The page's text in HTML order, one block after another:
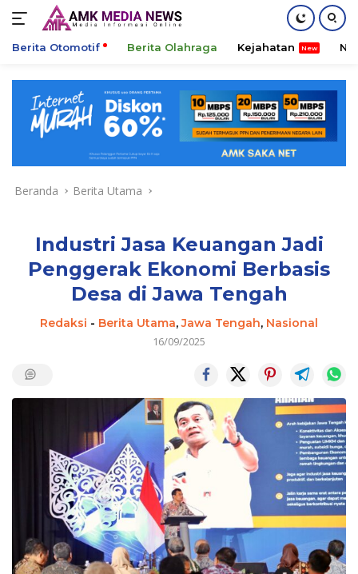
konten
Berita Otomotif Berita Olahraga Kejahatan
Beranda Berita Utama
Industri Jasa Keuangan Jadi
Penggerak Ekonomi Berbasis
Desa di Jawa Tengah
Redaksi - Berita Utama,Jawa Tengah, Nasional
16/09/2025